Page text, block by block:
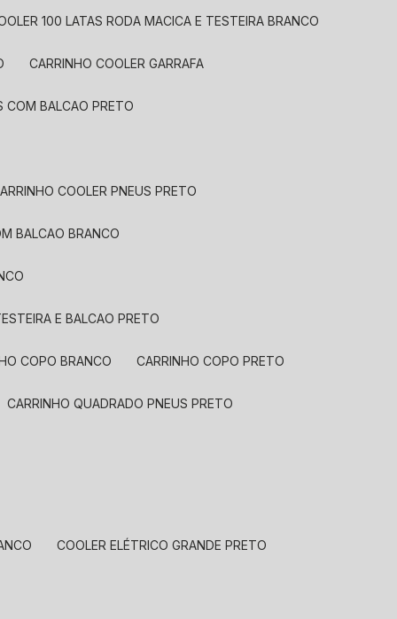
100 LATAS RODA MACICA E TESTEIRA BRANCO
CARRINHO COOLER GARRAFA
COM BALCAO PRETO
CARRINHO COOLER PNEUS PRETO
BALCAO BRANCO
E BALCAO PRETO
COPO BRANCO CARRINHO COPO PRETO
CARRINHO QUADRADO PNEUS PRETO
COOLER ELÉTRICO GRANDE PRETO